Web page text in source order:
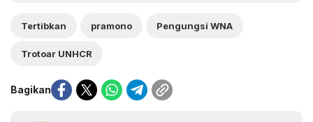
Tertibkan pramono Pengungsi WNA
Trotoar UNHCR
Bagikan